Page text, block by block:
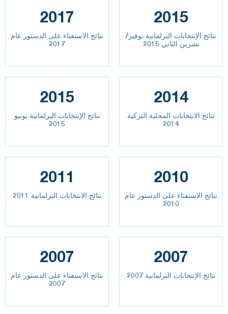
2017
نتائج الاستفتاء على الدستور عام
2017
2015
نتائج الإنتخابات البرلمانية نوفير/
تشرين الثاني 2015
2015
نتائج الإنتخابات البرلمانية يونيو
2015
2014
نتائج الانتخابات المحلية التركية
2014
2011
نتائج الانتخابات البرلمانية 2011
2010
نتائج الاستفتاء على الدستور عام
2010
2007
نتائج الاستفتاء على الدستور عام
2007
2007
نتائج الإنتخابات البرلمانية 2007